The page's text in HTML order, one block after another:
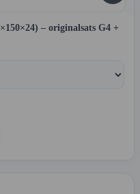
– originalsats G4 +